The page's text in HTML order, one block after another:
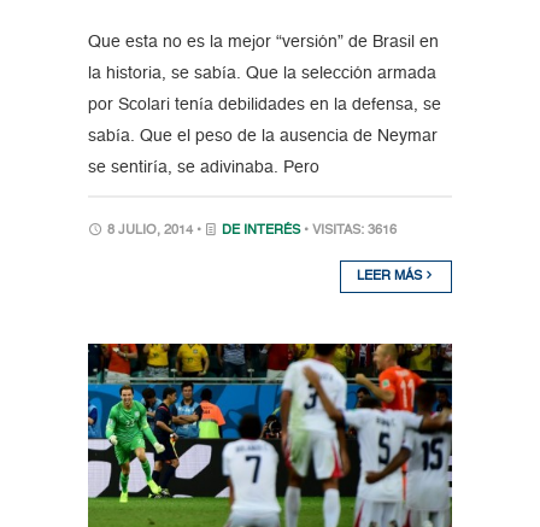
Que esta no es la mejor “versión” de Brasil en
la historia, se sabía. Que la selección armada
por Scolari tenía debilidades en la defensa, se
sabía. Que el peso de la ausencia de Neymar
se sentiría, se adivinaba. Pero
8 JULIO, 2014 • DE INTERÉS • VISITAS: 3616
LEER MÁS